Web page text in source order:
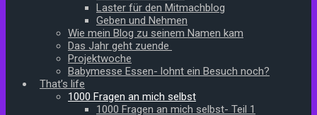
Laster für den Mitmachblog
Geben und Nehmen
Wie mein Blog zu seinem Namen kam
Das Jahr geht zuende
Projektwoche
Babymesse Essen- lohnt ein Besuch noch?
That’s life
1000 Fragen an mich selbst
1000 Fragen an mich selbst- Teil 1